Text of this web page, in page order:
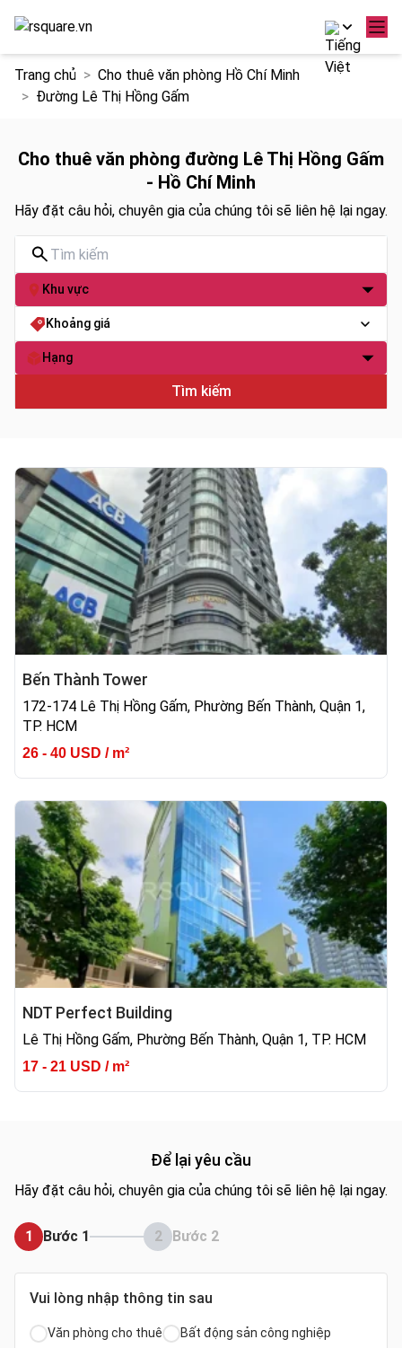
đến
Trang chủ
Cho thuê văn phòng Hồ Chí Minh
Đường Lê Thị Hồng Gấm
Cho thuê văn phòng đường Lê Thị Hồng Gấm
- Hồ Chí Minh
Hãy đặt câu hỏi, chuyên gia của chúng tôi sẽ liên hệ lại ngay.
Khu vực
Khoảng giá
Hạng
Tìm kiếm
Bến Thành Tower
172-174 Lê Thị Hồng Gấm, Phường Bến Thành, Quận 1,
TP. HCM
26 - 40 USD / m²
NDT Perfect Building
Lê Thị Hồng Gấm, Phường Bến Thành, Quận 1, TP. HCM
17 - 21 USD / m²
Để lại yêu cầu
Hãy đặt câu hỏi, chuyên gia của chúng tôi sẽ liên hệ lại ngay.
1 Bước 1 2 Bước 2
Vui lòng nhập thông tin sau
Văn phòng cho thuê Bất động sản công nghiệp